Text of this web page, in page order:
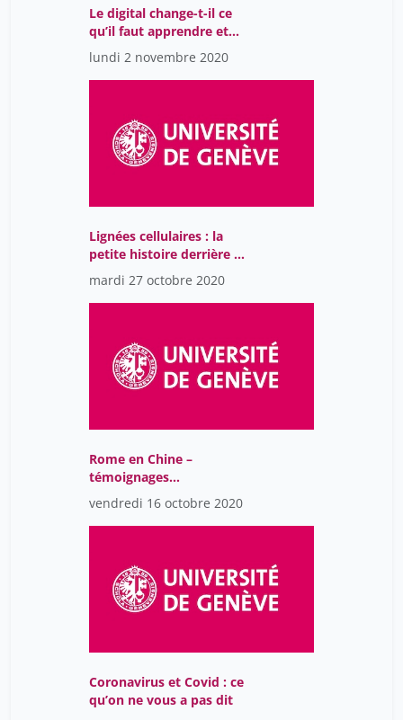
Le digital change-t-il ce
qu’il faut apprendre et
comment l’apprendre ?
lundi 2 novembre 2020
Lignées cellulaires : la
petite histoire derrière la
grande
mardi 27 octobre 2020
Rome en Chine –
témoignages
archéologiques pour une
relation à longue
distance
vendredi 16 octobre 2020
Coronavirus et Covid : ce
qu’on ne vous a pas dit